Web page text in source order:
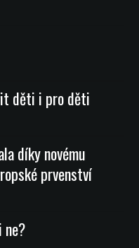
děti i pro děti
díky novému
prvenství
ne?